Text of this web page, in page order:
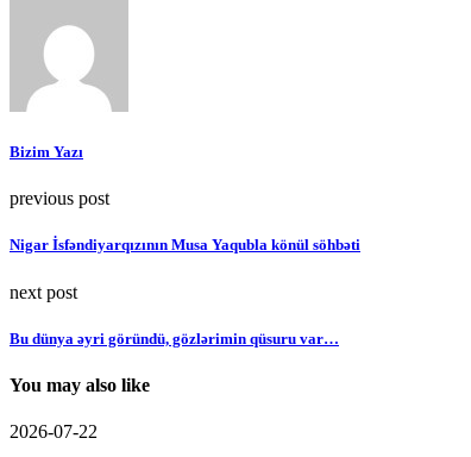
Bizim Yazı
previous post
Nigar İsfəndiyarqızının Musa Yaqubla könül söhbəti
next post
Bu dünya əyri göründü, gözlərimin qüsuru var…
You may also like
2026-07-22